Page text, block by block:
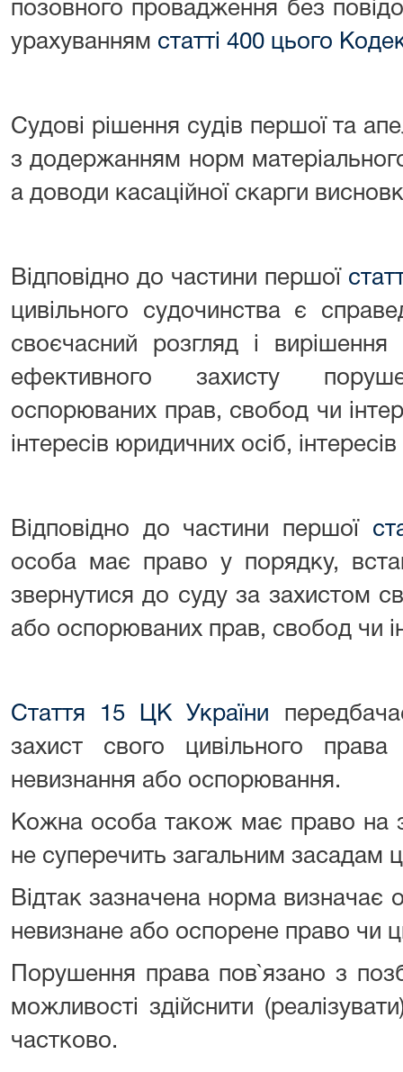
позовного провадження без
урахуванням статті 400 цього
Судові рішення судів першої та
з додержанням норм
а доводи касаційної скарги
Відповідно до частини першої
цивільного судочинства є
своєчасний розгляд і
ефективного захисту
оспорюваних прав, свобод чи
інтересів юридичних осіб,
Відповідно до частини першої
особа має право у порядку,
звернутися до суду за захистом
або оспорюваних прав, свобод чи
Стаття 15 ЦК України
захист свого цивільного
невизнання або оспорювання.
Кожна особа також має право на
не суперечить загальним засадам
Відтак зазначена норма визначає
невизнане або оспорене право чи
Порушення права пов`язано з
можливості здійснити
частково.